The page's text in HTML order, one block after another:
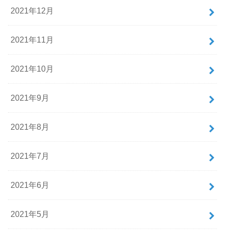
2021年12月
2021年11月
2021年10月
2021年9月
2021年8月
2021年7月
2021年6月
2021年5月